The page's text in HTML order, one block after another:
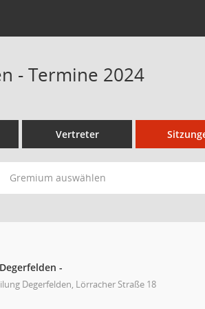
- Termine 2024
Vertreter
Gremium auswählen
-
Degerfelden, Lörracher Straße 18